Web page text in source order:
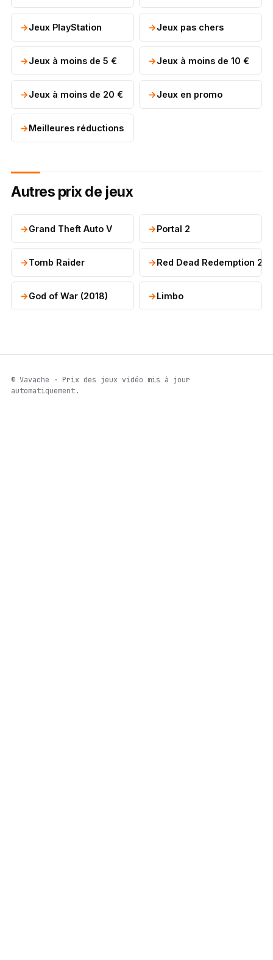
Jeux PlayStation Jeux pas chers
Jeux à moins de 5 € Jeux à moins de 10 €
Jeux à moins de 20 € Jeux en promo
Meilleures réductions
Autres prix de jeux
Grand Theft Auto V Portal 2
Tomb Raider Red Dead Redemption 2
God of War (2018) Limbo
© Vavache · Prix des jeux vidéo mis à jour
automatiquement.